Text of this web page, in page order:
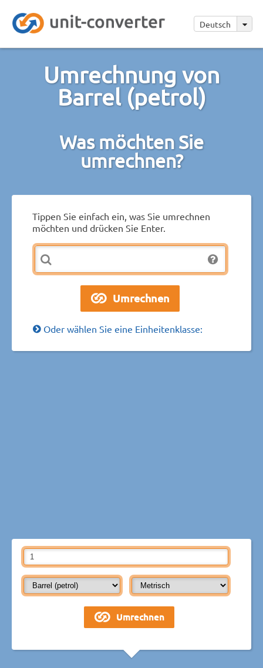
Deutsch
Umrechnung von
Barrel (petrol)
Was möchten Sie
umrechnen?
Tippen Sie einfach ein, was Sie umrechnen
möchten und drücken Sie Enter.
Oder wählen Sie eine Einheitenklasse: